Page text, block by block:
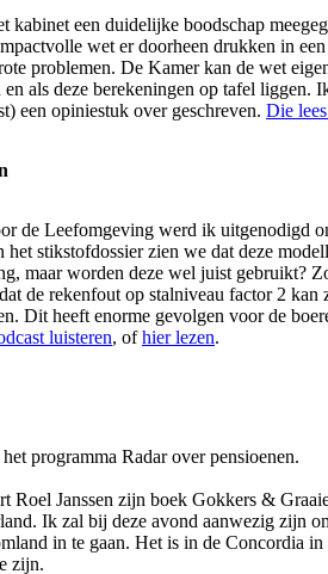
kabinet een duidelijke boodschap
wet er doorheen drukken in
problemen. De Kamer kan de wet
en als deze berekeningen op tafel liggen.
een opiniestuk over geschreven. Die
de Leefomgeving werd ik uitgenodigd
het stikstofdossier zien we dat deze
maar worden deze wel juist gebruikt?
de rekenfout op stalniveau factor 2 kan
Dit heeft enorme gevolgen voor de
luisteren, ofhier lezen.
programma Radar over pensioenen.
Roel Janssen zijn boek Gokkers &
Ik zal bij deze avond aanwezig zijn
in te gaan. Het is in de Concordia in
zijn.